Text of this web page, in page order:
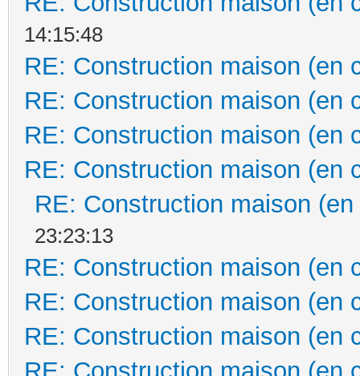
14:15:48
RE: Construction maison (en
RE: Construction maison (en
RE: Construction maison (en
RE: Construction maison (en
RE: Construction maison
23:23:13
RE: Construction maison (en
RE: Construction maison (en
RE: Construction maison (en